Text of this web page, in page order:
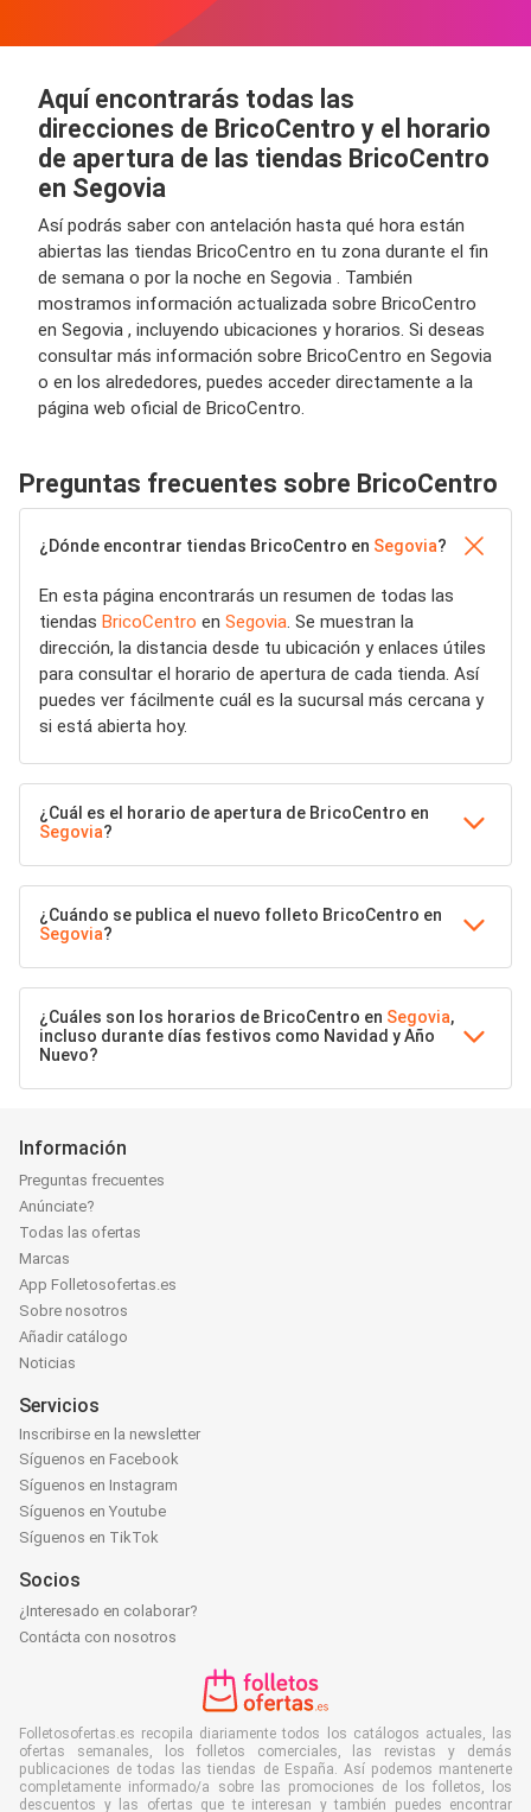
Aquí encontrarás todas las
direcciones de BricoCentro y el horario
de apertura de las tiendas BricoCentro
en Segovia
Así podrás saber con antelación hasta qué hora están
abiertas las tiendas BricoCentro en tu zona durante el fin
de semana o por la noche en Segovia . También
mostramos información actualizada sobre BricoCentro
en Segovia , incluyendo ubicaciones y horarios. Si deseas
consultar más información sobre BricoCentro en Segovia
o en los alrededores, puedes acceder directamente a la
página web oficial de BricoCentro.
Preguntas frecuentes sobre BricoCentro
¿Dónde encontrar tiendas BricoCentro en Segovia?
En esta página encontrarás un resumen de todas las
tiendas BricoCentro en Segovia. Se muestran la
dirección, la distancia desde tu ubicación y enlaces útiles
para consultar el horario de apertura de cada tienda. Así
puedes ver fácilmente cuál es la sucursal más cercana y
si está abierta hoy.
¿Cuál es el horario de apertura de BricoCentro en
Segovia?
¿Cuándo se publica el nuevo folleto BricoCentro en
Segovia?
¿Cuáles son los horarios de BricoCentro en Segovia,
incluso durante días festivos como Navidad y Año
Nuevo?
Información
Preguntas frecuentes
Anúnciate?
Todas las ofertas
Marcas
App Folletosofertas.es
Sobre nosotros
Añadir catálogo
Noticias
Servicios
Inscribirse en la newsletter
Síguenos en Facebook
Síguenos en Instagram
Síguenos en Youtube
Síguenos en TikTok
Socios
¿Interesado en colaborar?
Contácta con nosotros
Folletosofertas.es recopila diariamente todos los catálogos actuales, las
ofertas semanales, los folletos comerciales, las revistas y demás
publicaciones de todas las tiendas de España. Así podemos mantenerte
completamente informado/a sobre las promociones de los folletos, los
descuentos y las ofertas que te interesan y también puedes encontrar